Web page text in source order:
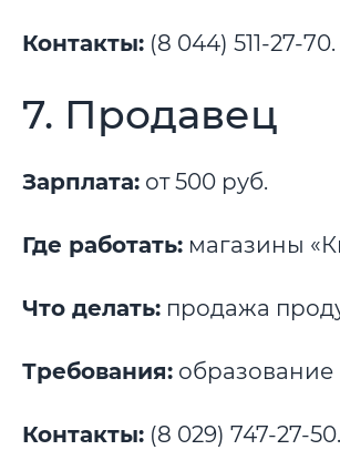
Контакты: (8 044) 511-27-
7. Продавец
Зарплата: от 500 руб.
Где работать: магазины
Что делать: продажа
Требования: образование
Контакты: (8 029) 747-27-50.